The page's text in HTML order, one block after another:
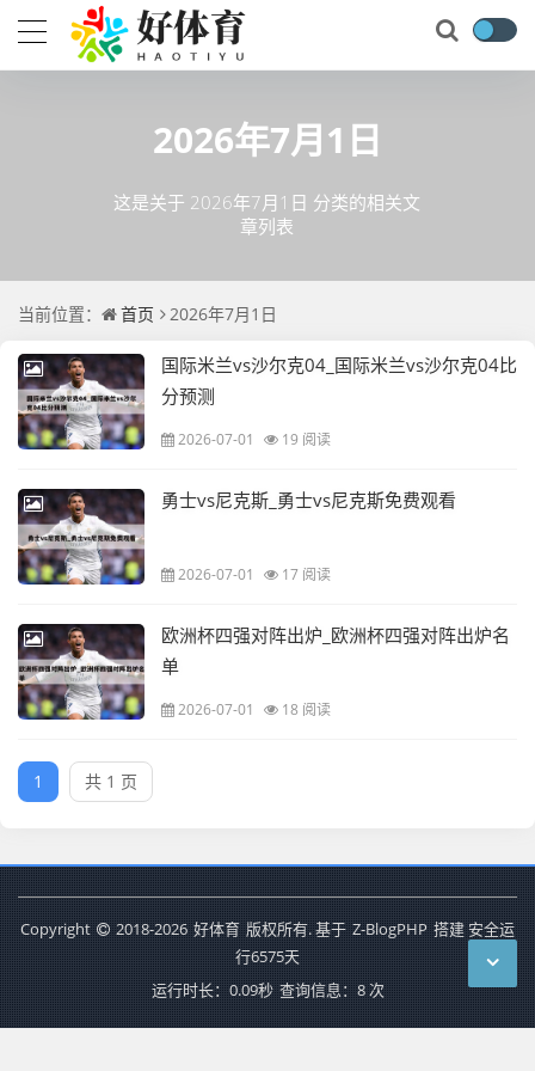
2026年7月1日
这是关于 2026年7月1日 分类的相关文
章列表
当前位置： 首页 2026年7月1日
国际米兰vs沙尔克04_国际米兰vs沙尔克04比
分预测
2026-07-01 19 阅读
勇士vs尼克斯_勇士vs尼克斯免费观看
2026-07-01 17 阅读
欧洲杯四强对阵出炉_欧洲杯四强对阵出炉名
单
2026-07-01 18 阅读
1 共 1 页
Copyright 2018-2026 好体育 版权所有. 基于 Z-BlogPHP 搭建 安全运
行6575天
运行时长：0.09秒 查询信息：8 次